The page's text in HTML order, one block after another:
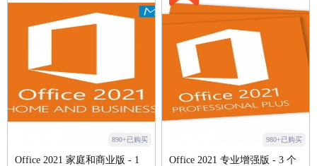
890+已购买
Office 2021 家庭和商业版 - 1
980+已购买
Office 2021 专业增强版 - 3 个